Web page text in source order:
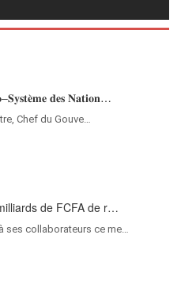
𝐝𝐞𝐬 𝐍𝐚𝐭𝐢𝐨𝐧…
Chef du Gouve…
de FCFA de r…
ses collaborateurs ce me…